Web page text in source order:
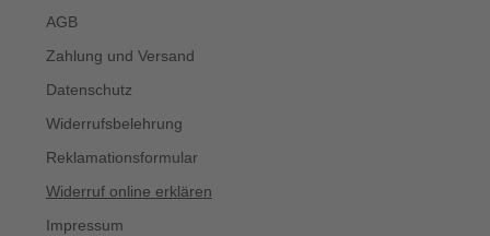
AGB
Zahlung und Versand
Datenschutz
Widerrufsbelehrung
Reklamationsformular
Widerruf online erklären
Impressum